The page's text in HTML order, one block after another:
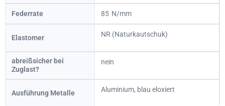
Federrate 85
Elastomer NR (Naturkautschuk)
abreißsicher bei
Zuglast?
nein
Ausführung Metalle Aluminium, blau eloxiert